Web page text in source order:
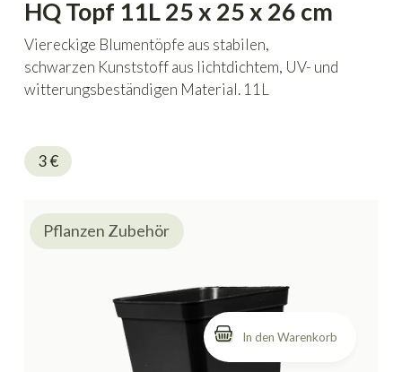
HQ Topf 11L 25 x 25 x 26 cm
Viereckige Blumentöpfe aus stabilen,
schwarzen Kunststoff aus lichtdichtem, UV- und
witterungsbeständigen Material. 11L
3€
Pflanzen Zubehör